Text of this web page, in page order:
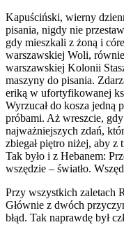
Kapuściński, wierny
pisania, nigdy nie
gdy mieszkali z żoną i
warszawskiej Woli,
warszawskiej Kolonii
maszyny do pisania.
eriką w ufortyfikowanej
Wyrzucał do kosza jedną
próbami. Aż wreszcie,
najważniejszych zdań,
zbiegał piętro niżej, aby
Tak było i z Hebanem:
wszędzie – światło.
Przy wszystkich zaletach
Głównie z dwóch
błąd. Tak naprawdę był